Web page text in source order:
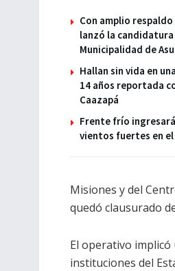
Con amplio
lanzó la candidatura
Municipalidad de
Hallan sin vida en
14 años reportada
Caazapá
Frente frío
vientos fuertes en
Misiones y del
quedó clausurado
El operativo
instituciones del